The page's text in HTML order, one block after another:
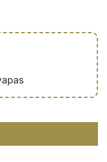
(flacon blanc 100 ml) –